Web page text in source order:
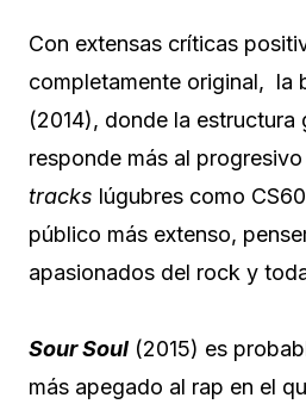
Con extensas críticas
completamente original, la
(2014), donde la estructura
responde más al
tracks lúgubres como
público más extenso,
apasionados del rock y
Sour Soul (2015) es
más apegado al rap en el